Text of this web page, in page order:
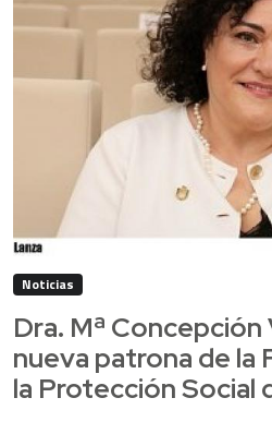
Noticias
Dra. Mª Concepción
nueva patrona de la
la Protección Social